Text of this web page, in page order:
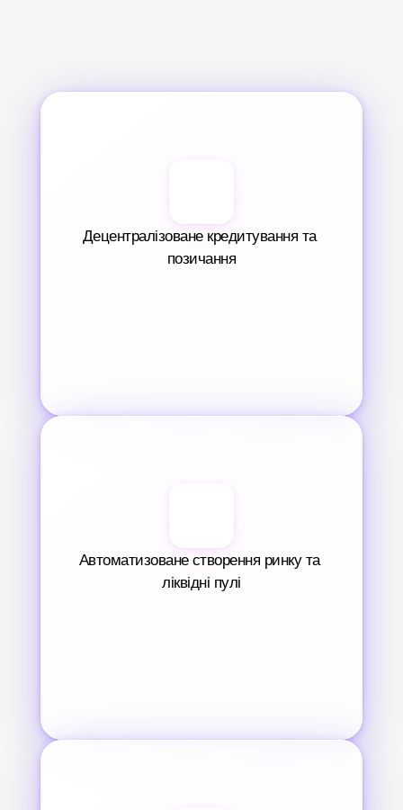
Децентралізоване кредитування та
позичання
Автоматизоване створення ринку та
ліквідні пулі